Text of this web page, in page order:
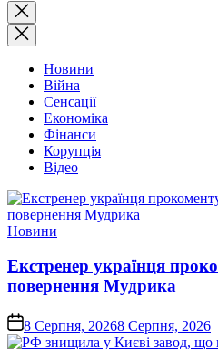
Закрити
пошук
Новини
Війна
Сенсації
Економіка
Фінанси
Корупція
Відео
Опублікувати
Новини
Екстренер українця
повернення Мудрика
on8 Серпня, 20268 Серпня, 2026